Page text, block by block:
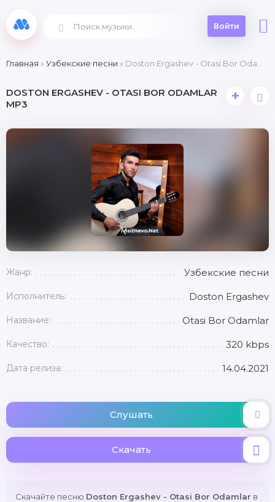
Войти
Главная »Узбекские песни » Doston Ergashev - Otasi Bor Odamlar
DOSTON ERGASHEV - OTASI BOR ODAMLAR
MP3
+
Жанр: Узбекские песни
Исполнитель: Doston Ergashev
Название: Otasi Bor Odamlar
Качество: 320 kbps
Дата релиза: 14.04.2021
Слушать
Скачать
Скачайте песню Doston Ergashev - Otasi Bor Odamlar в